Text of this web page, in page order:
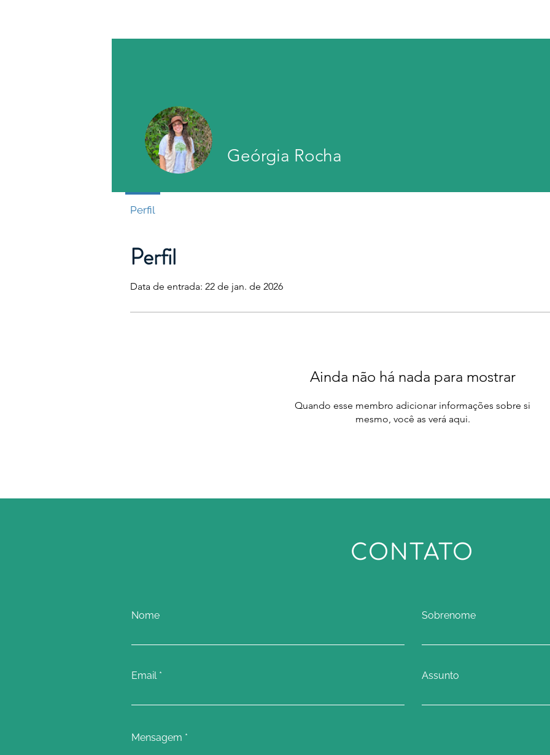
Perfil
Data de entrada: 22 de jan. de 2026
Ainda não há nada para mostrar
Quando esse membro adicionar informações sobre si
mesmo, você as verá aqui.
Geórgia Rocha
Perfil
CONTATO
Nome Sobrenome
Email Assunto
Mensagem